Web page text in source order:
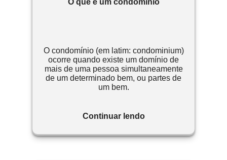
O que é um condomínio
O condomínio (em latim: condominium)
ocorre quando existe um domínio de
mais de uma pessoa simultaneamente
de um determinado bem, ou partes de
um bem.
Continuar lendo